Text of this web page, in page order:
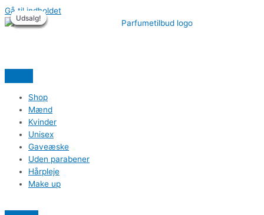
Gå til indholdet
Shop
Mænd
Kvinder
Unisex
Gaveæske
Uden parabener
Hårpleje
Make up
Udsalg!
Udsalg!
Udsalg!
Udsalg!
Udsalg!
Udsalg!